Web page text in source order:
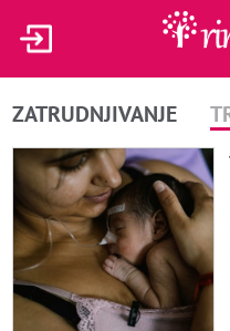
ZATRUDNJIVANJE